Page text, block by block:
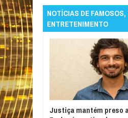
NOTÍCIAS DE FAMOSOS,
ENTRETENIMENTO
Justiça mantém preso